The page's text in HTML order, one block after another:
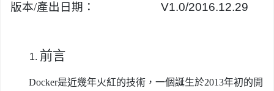
版本/產出日期： V1.0/2016.12.29
1. 前言
Docker是近幾年火紅的技術，一個誕生於2013年初的開